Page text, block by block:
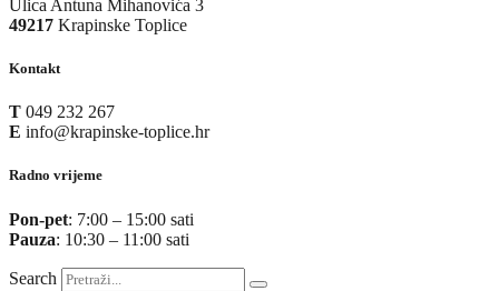
Ulica Antuna Mihanovića 3
49217 Krapinske Toplice
Kontakt
T 049 232 267
E info@krapinske-toplice.hr
Radno vrijeme
Pon-pet: 7:00 – 15:00 sati
Pauza: 10:30 – 11:00 sati
Search